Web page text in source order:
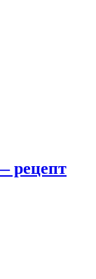
рецепт